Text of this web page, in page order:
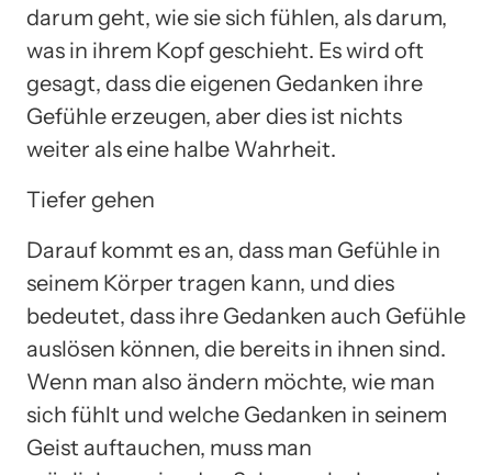
darum geht, wie sie sich fühlen, als darum,
was in ihrem Kopf geschieht. Es wird oft
gesagt, dass die eigenen Gedanken ihre
Gefühle erzeugen, aber dies ist nichts
weiter als eine halbe Wahrheit.
Tiefer gehen
Darauf kommt es an, dass man Gefühle in
seinem Körper tragen kann, und dies
bedeutet, dass ihre Gedanken auch Gefühle
auslösen können, die bereits in ihnen sind.
Wenn man also ändern möchte, wie man
sich fühlt und welche Gedanken in seinem
Geist auftauchen, muss man